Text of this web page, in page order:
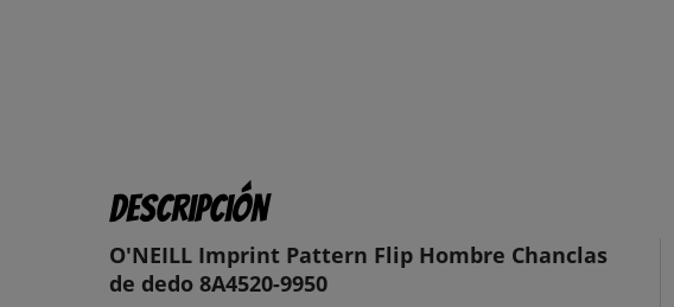
Descripción
O'NEILL Imprint Pattern Flip Hombre Chanclas
de dedo 8A4520-9950